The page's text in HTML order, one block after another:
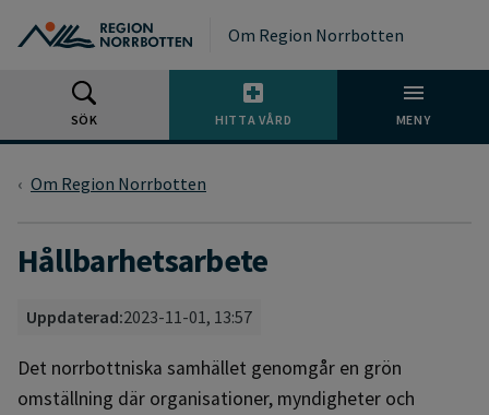
Om Region Norrbotten
SÖK HITTA VÅRD MENY
Om Region Norrbotten
Hållbarhetsarbete
Uppdaterad:2023-11-01, 13:57
Det norrbottniska samhället genomgår en grön
omställning där organisationer, myndigheter och